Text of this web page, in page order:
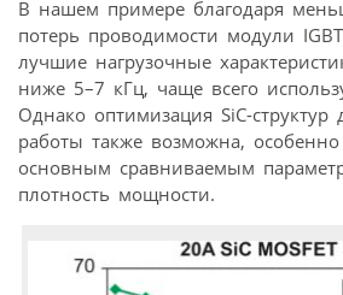
В нашем примере благодаря
потерь проводимости модули
лучшие нагрузочные
ниже 5–7 кГц, чаще всего
Однако оптимизация SiC-структур
работы также возможна,
основным сравниваемым
плотность мощности.